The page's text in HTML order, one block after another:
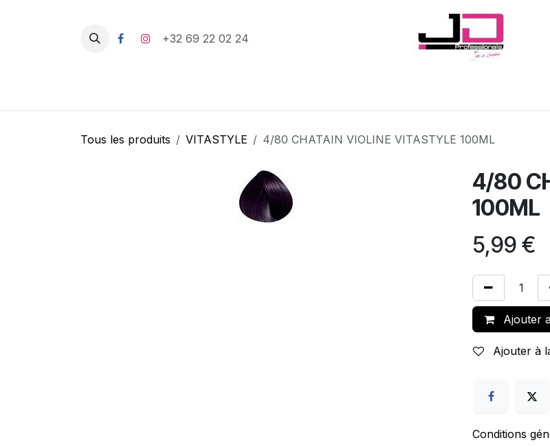
+32 69 22 02 24
Tous les produits VITASTYLE 4/80 CHATAIN VIOLINE VITASTYLE 100ML
4/80
100ML
5,99 €
Ajouter
Ajouter à
Conditions